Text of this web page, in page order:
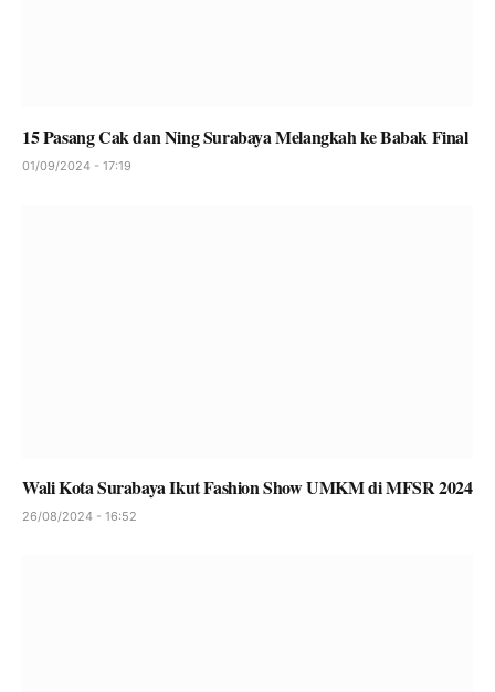
15 Pasang Cak dan Ning Surabaya Melangkah ke Babak Final
01/09/2024 - 17:19
Wali Kota Surabaya Ikut Fashion Show UMKM di MFSR 2024
26/08/2024 - 16:52